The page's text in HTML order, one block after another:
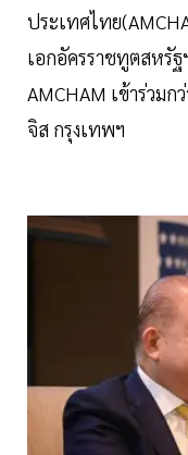
ประเทศไทย
เอกอัครราชทูตสหรั
AMCHAM เข้าร่วม
จิส กรุงเทพฯ